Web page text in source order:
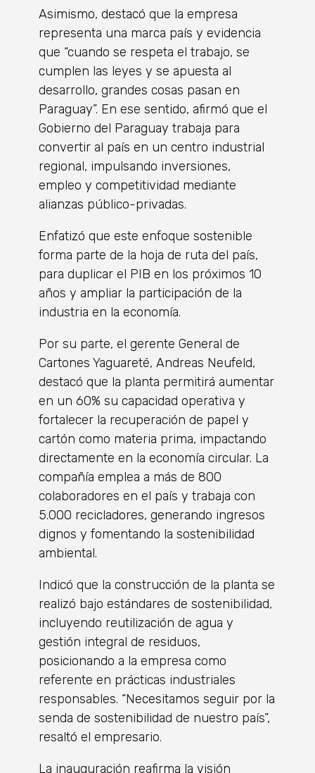
Asimismo, destacó que la empresa
representa una marca país y evidencia
que “cuando se respeta el trabajo, se
cumplen las leyes y se apuesta al
desarrollo, grandes cosas pasan en
Paraguay”. En ese sentido, afirmó que el
Gobierno del Paraguay trabaja para
convertir al país en un centro industrial
regional, impulsando inversiones,
empleo y competitividad mediante
alianzas público-privadas.
Enfatizó que este enfoque sostenible
forma parte de la hoja de ruta del país,
para duplicar el PIB en los próximos 10
años y ampliar la participación de la
industria en la economía.
Por su parte, el gerente General de
Cartones Yaguareté, Andreas Neufeld,
destacó que la planta permitirá aumentar
en un 60% su capacidad operativa y
fortalecer la recuperación de papel y
cartón como materia prima, impactando
directamente en la economía circular. La
compañía emplea a más de 800
colaboradores en el país y trabaja con
5.000 recicladores, generando ingresos
dignos y fomentando la sostenibilidad
ambiental.
Indicó que la construcción de la planta se
realizó bajo estándares de sostenibilidad,
incluyendo reutilización de agua y
gestión integral de residuos,
posicionando a la empresa como
referente en prácticas industriales
responsables. “Necesitamos seguir por la
senda de sostenibilidad de nuestro país”,
resaltó el empresario.
La inauguración reafirma la visión